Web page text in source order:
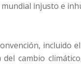
injusto e
incluido
cambio